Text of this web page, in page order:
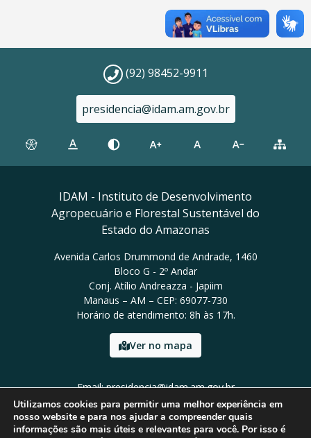
(92) 98452-9911
presidencia@idam.am.gov.br
IDAM - Instituto de Desenvolvimento
Agropecuário e Florestal Sustentável do
Estado do Amazonas
Avenida Carlos Drummond de Andrade, 1460
Bloco G - 2º Andar
Conj. Atílio Andreazza - Japiim
Manaus – AM – CEP: 69077-730
Horário de atendimento: 8h às 17h.
Ver no mapa
Email: presidencia@idam.am.gov.br
Tel: (92) 98452-9911
Utilizamos cookies para permitir uma melhor experiência em
nosso website e para nos ajudar a compreender quais
informações são mais úteis e relevantes para você. Por isso é